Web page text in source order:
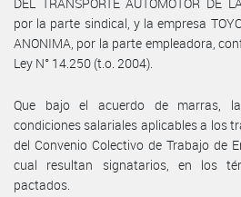
por la parte sindical, y la empresa
ANONIMA, por la parte empleadora,
Ley N° 14.250 (t.o. 2004).
Que bajo el acuerdo de marras,
condiciones salariales aplicables a los
del Convenio Colectivo de Trabajo de
cual resultan signatarios, en los
pactados.